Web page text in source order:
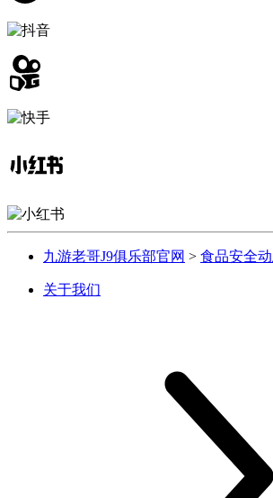
九游老哥J9俱乐部官网 > 食品安全
关于我们